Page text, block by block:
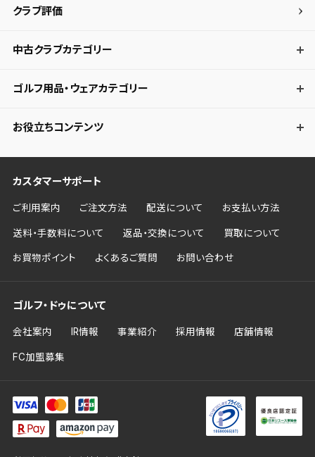
クラブ評価
中古クラブカテゴリー
ゴルフ用品・ウェアカテゴリー
お役立ちコンテンツ
カスタマーサポート
ご利用案内 ご注文方法 配送について お支払い方法
送料・手数料について 返品・交換について 買取について
お買物ポイント よくあるご質問 お問い合わせ
ゴルフ・ドゥについて
会社案内 IR情報 事業紹介 採用情報 店舗情報
FC加盟募集